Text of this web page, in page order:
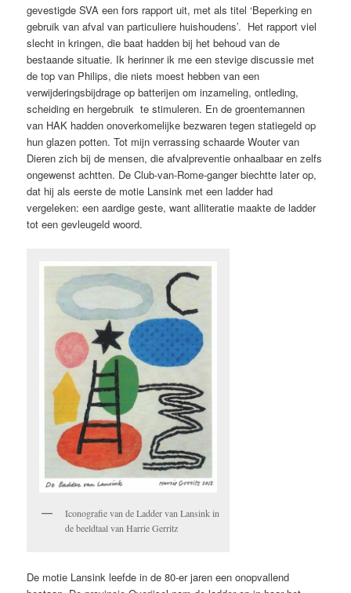
gevestigde SVA een fors rapport uit, met als titel ‘Beperking en
gebruik van afval van particuliere huishoudens’. Het rapport viel
slecht in kringen, die baat hadden bij het behoud van de
bestaande situatie. Ik herinner ik me een stevige discussie met
de top van Philips, die niets moest hebben van een
verwijderingsbijdrage op batterijen om inzameling, ontleding,
scheiding en hergebruik te stimuleren. En de groentemannen
van HAK hadden onoverkomelijke bezwaren tegen statiegeld op
hun glazen potten. Tot mijn verrassing schaarde Wouter van
Dieren zich bij de mensen, die afvalpreventie onhaalbaar en zelfs
ongewenst achtten. De Club-van-Rome-ganger biechtte later op,
dat hij als eerste de motie Lansink met een ladder had
vergeleken: een aardige geste, want alliteratie maakte de ladder
tot een gevleugeld woord.
Iconografie van de Ladder van Lansink in
de beeldtaal van Harrie Gerritz
De motie Lansink leefde in de 80-er jaren een onopvallend